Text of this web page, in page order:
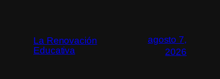
La Renovación
Educativa
agosto 7,
2026